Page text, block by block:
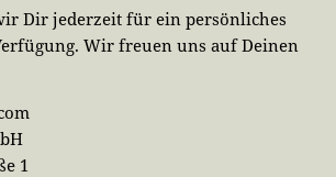
Dir jederzeit für ein persönliches
Wir freuen uns auf Deinen
1